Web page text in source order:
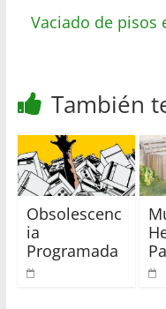
p
k
i
Vaciado de pisos
También
Obsolescenc
ia
Programada